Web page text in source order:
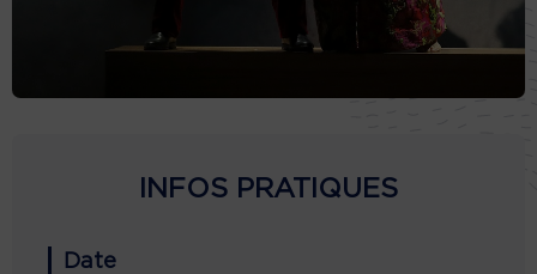
INFOS PRATIQUES
Date